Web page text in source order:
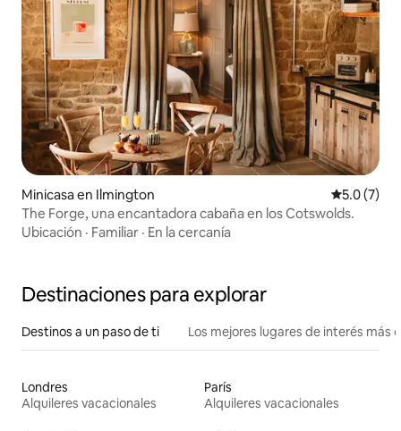
Minicasa en Ilmington
5.0 (7)
The Forge, una encantadora cabaña en los Cotswolds.
Ubicación · Familiar · En la cercanía
Destinaciones para explorar
Destinos a un paso de ti Los mejores lugares de interés más
Londres
Alquileres vacacionales
París
Alquileres vacacionales